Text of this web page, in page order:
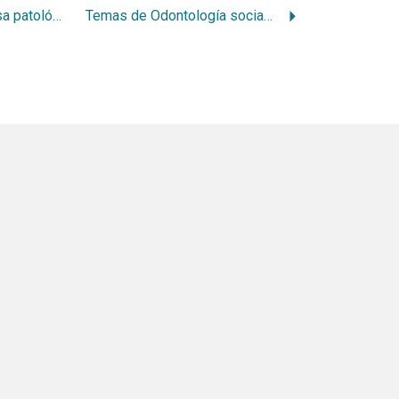
Resorción osea.bolsa patológica y acc Temas de Odontología social/ Cátedra de Odontología social (folleto)